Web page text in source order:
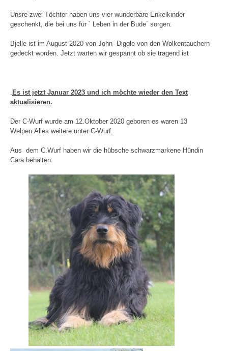
Unsre zwei Töchter haben uns vier wunderbare Enkelkinder
geschenkt, die bei uns für ` Leben in der Bude´ sorgen.
Bjelle ist im August 2020 von John- Diggle von den Wolkentauchern
gedeckt worden. Jetzt warten wir gespannt ob sie tragend ist
Es ist jetzt Januar 2023 und ich möchte wieder den Text
aktualisieren.
Der C-Wurf wurde am 12.Oktober 2020 geboren es waren 13
Welpen.Alles weitere unter C-Wurf.
Aus dem C.Wurf haben wir die hübsche schwarzmarkene Hündin
Cara behalten.